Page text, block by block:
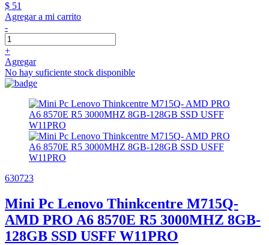
$ 51
Agregar a mi carrito
-
+
Agregar
No hay suficiente stock disponible
630723
Mini Pc Lenovo Thinkcentre M715Q-
AMD PRO A6 8570E R5 3000MHZ 8GB-
128GB SSD USFF W11PRO